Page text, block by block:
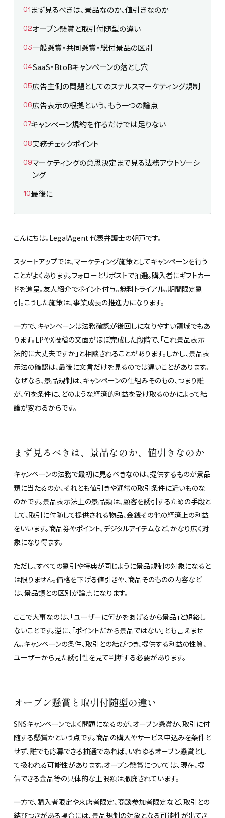
まず見るべきは、景品なのか、値引きなのか
オープン懸賞と取引付随型の違い
一般懸賞・共同懸賞・総付景品の区別
SaaS・BtoBキャンペーンの落とし穴
広告主側の問題としてのステルスマーケティング規制
広告表示の根拠という、もう一つの論点
キャンペーン規約を作るだけでは足りない
実務チェックポイント
マーケティングの意思決定まで見る法務アウトソーシ
ング
最後に
こんにちは。LegalAgent 代表弁護士の朝戸です。
スタートアップでは、マーケティング施策としてキャンペーンを行う
ことがよくあります。フォローとリポストで抽選。購入者にギフトカー
ドを進呈。友人紹介でポイント付与。無料トライアル。期間限定割
引。こうした施策は、事業成長の推進力になります。
一方で、キャンペーンは法務確認が後回しになりやすい領域でもあ
ります。LPやX投稿の文面がほぼ完成した段階で、「これ景品表示
法的に大丈夫ですか」と相談されることがあります。しかし、景品表
示法の確認は、最後に文言だけを見るのでは遅いことがあります。
なぜなら、景品規制は、キャンペーンの仕組みそのもの、つまり誰
が、何を条件に、どのような経済的利益を受け取るのかによって結
論が変わるからです。
まず見るべきは、景品なのか、値引きなのか
キャンペーンの法務で最初に見るべきなのは、提供するものが景品
類に当たるのか、それとも値引きや通常の取引条件に近いものな
のかです。景品表示法上の景品類は、顧客を誘引するための手段と
して、取引に付随して提供される物品、金銭その他の経済上の利益
をいいます。商品券やポイント、デジタルアイテムなど、かなり広く対
象になり得ます。
ただし、すべての割引や特典が同じように景品規制の対象になると
は限りません。価格を下げる値引きや、商品そのものの内容など
は、景品類との区別が論点になります。
ここで大事なのは、「ユーザーに何かをあげるから景品」と短絡し
ないことです。逆に、「ポイントだから景品ではない」とも言えませ
ん。キャンペーンの条件、取引との結びつき、提供する利益の性質、
ユーザーから見た誘引性を見て判断する必要があります。
オープン懸賞と取引付随型の違い
SNSキャンペーンでよく問題になるのが、オープン懸賞か、取引に付
随する懸賞かという点です。商品の購入やサービス申込みを条件と
せず、誰でも応募できる抽選であれば、いわゆるオープン懸賞とし
て扱われる可能性があります。オープン懸賞については、現在、提
供できる金品等の具体的な上限額は撤廃されています。
一方で、購入者限定や来店者限定、商談参加者限定など、取引との
結びつきがある場合には、景品規制の対象となる可能性が出てき